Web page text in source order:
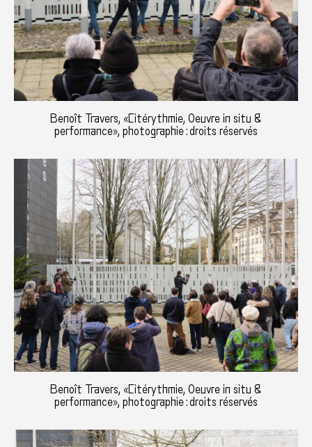
Benoît Travers, «Citérythmie, Oeuvre in situ &
performance», photographie : droits réservés
Benoît Travers, «Citérythmie, Oeuvre in situ &
performance», photographie : droits réservés